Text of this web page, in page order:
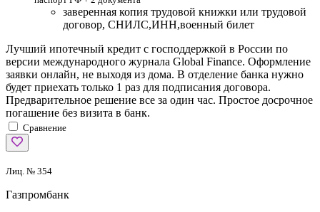
заверенная копия трудовой книжки или трудовой
договор, СНИЛС,ИНН,военный билет
Лучший ипотечный кредит с господдержкой в России по
версии международного журнала Global Finance. Оформление
заявки онлайн, не выходя из дома. В отделение банка нужно
будет приехать только 1 раз для подписания договора.
Предварительное решение все за один час. Простое досрочное
погашение без визита в банк.
Сравнение
Лиц. № 354
Газпромбанк